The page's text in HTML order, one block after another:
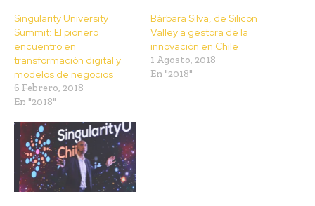
Singularity University
Summit: El pionero
encuentro en
transformación digital y
modelos de negocios
6 Febrero, 2018
En "2018"
Bárbara Silva, de Silicon
Valley a gestora de la
innovación en Chile
1 Agosto, 2018
En "2018"